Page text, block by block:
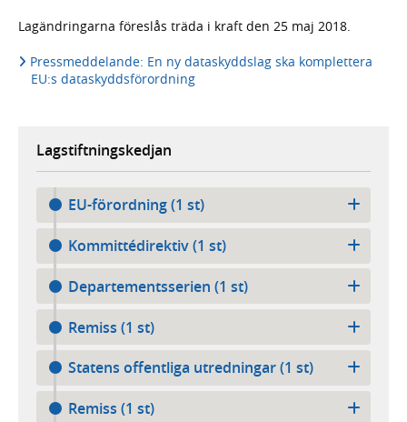
Lagändringarna föreslås träda i kraft den 25 maj 2018.
Pressmeddelande: En ny dataskyddslag ska komplettera
EU:s dataskyddsförordning
Lagstiftningskedjan
EU-förordning (1 st)
Kommittédirektiv (1 st)
Departementsserien (1 st)
Remiss (1 st)
Statens offentliga utredningar (1 st)
Remiss (1 st)